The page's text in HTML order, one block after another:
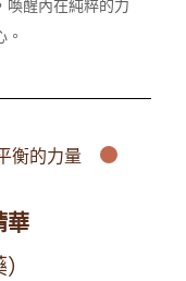
喚醒內在純粹的力
衡的力量
華